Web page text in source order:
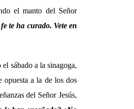
el manto del Señor
te ha curado. Vete en
sábado a la sinagoga,
opuesta a la de los dos
del Señor Jesús,